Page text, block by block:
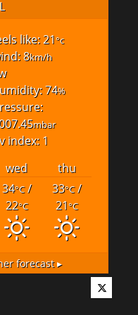
like: 21°c
8km/h
74%
mbar
index: 1
wed
thu
34°C/
22°C
33°C/
21°C
forecast ▸
Twitter